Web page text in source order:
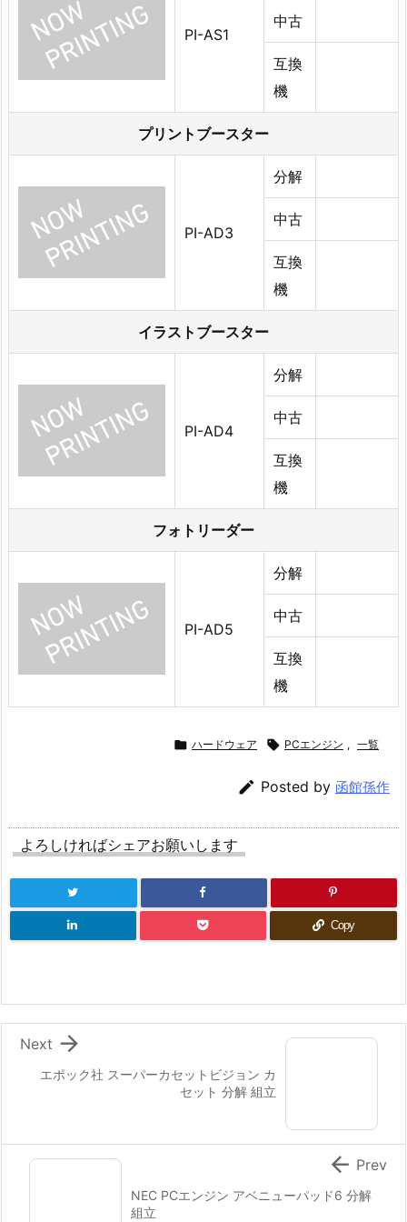
PI-AS1
中古
互換
機
プリントブースター
PI-AD3
分解
中古
互換
機
イラストブースター
PI-AD4
分解
中古
互換
機
フォトリーダー
PI-AD5
分解
中古
互換
機
 ハードウェア  PCエンジン , 一覧
 Posted by 函館孫作
よろしければシェアお願いします
Copy
エポック社 スーパーカセットビジョン カ
セット 分解 組立

Next
NEC PCエンジン アベニューパッド6 分解
組立
 Prev